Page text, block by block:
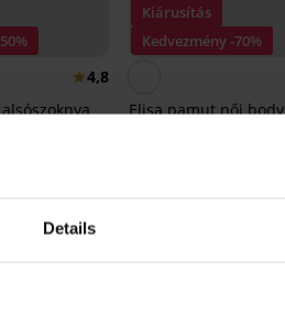
Details
4,8
Kiárusítás
Kedvezmény -70%
Elisa pamut női body